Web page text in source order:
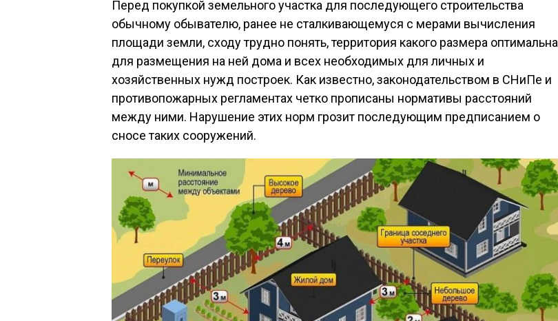
Перед покупкой земельного участка для последующего строительства
обычному обывателю, ранее не сталкивающемуся с мерами вычисления
площади земли, сходу трудно понять, территория какого размера оптимальна
для размещения на ней дома и всех необходимых для личных и
хозяйственных нужд построек. Как известно, законодательством в СНиПе и
противопожарных регламентах четко прописаны нормативы расстояний
между ними. Нарушение этих норм грозит последующим предписанием о
сносе таких сооружений.